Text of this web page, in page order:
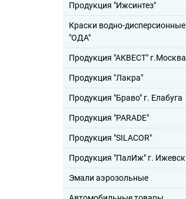
Продукция "Ижсинтез"
Краски водно-дисперсионные
"ОДА"
Продукция "АКВЕСТ" г.Москва
Продукция "Лакра"
Продукция "Браво" г. Елабуга
Продукция "PARADE"
Продукция "SILACOR"
Продукция "ПалИж" г. Ижевск
Эмали аэрозольные